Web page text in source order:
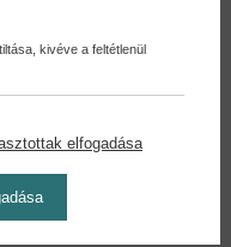
Bízza ránk kedvenc
kivéve a feltétlenül
elfogadása